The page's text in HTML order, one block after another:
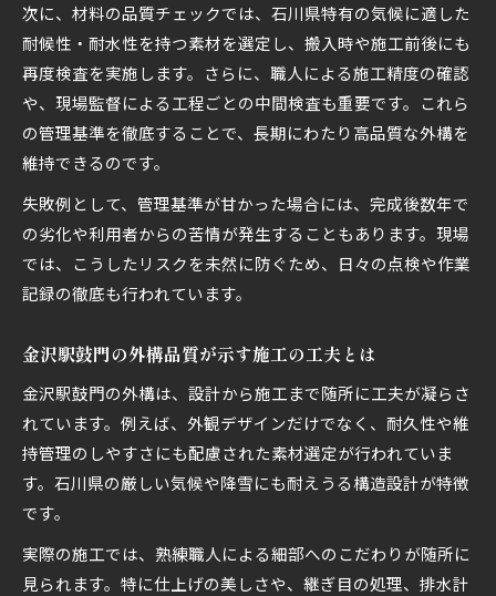
次に、材料の品質チェックでは、石川県特有の気候に適した
耐候性・耐水性を持つ素材を選定し、搬入時や施工前後にも
再度検査を実施します。さらに、職人による施工精度の確認
や、現場監督による工程ごとの中間検査も重要です。これら
の管理基準を徹底することで、長期にわたり高品質な外構を
維持できるのです。
失敗例として、管理基準が甘かった場合には、完成後数年で
の劣化や利用者からの苦情が発生することもあります。現場
では、こうしたリスクを未然に防ぐため、日々の点検や作業
記録の徹底も行われています。
金沢駅鼓門の外構品質が示す施工の工夫とは
金沢駅鼓門の外構は、設計から施工まで随所に工夫が凝らさ
れています。例えば、外観デザインだけでなく、耐久性や維
持管理のしやすさにも配慮された素材選定が行われていま
す。石川県の厳しい気候や降雪にも耐えうる構造設計が特徴
です。
実際の施工では、熟練職人による細部へのこだわりが随所に
見られます。特に仕上げの美しさや、継ぎ目の処理、排水計